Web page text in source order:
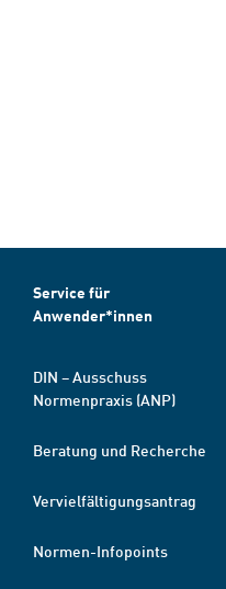
Service für
Anwender*innen
DIN – Ausschuss
Normenpraxis (ANP)
Beratung und Recherche
Vervielfältigungsantrag
Normen-Infopoints